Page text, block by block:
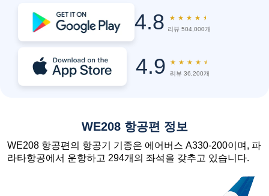
4.8 ★ ★ ★ ★ ★
리뷰 504,000개
4.9 ★ ★ ★ ★ ★
리뷰 36,200개
WE208 항공편 정보
WE208 항공편의 항공기 기종은 에어버스 A330-200이며, 파
라타항공에서 운항하고 294개의 좌석을 갖추고 있습니다.